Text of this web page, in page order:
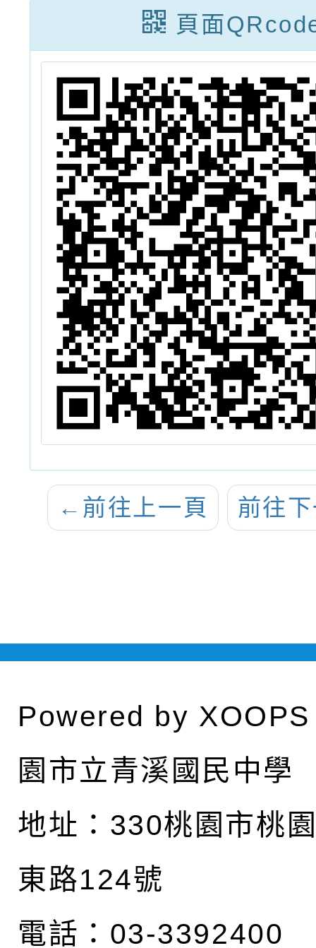
享好
躍報
頁面
← 前往上一頁 前往
Powered by XOOPS
園市立青溪國民中學
地址： 330桃園市桃
東路124號
電話：03-3392400